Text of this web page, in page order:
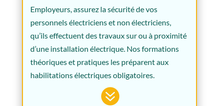
Employeurs, assurez la sécurité de vos
personnels électriciens et non électriciens,
qu’ils effectuent des travaux sur ou à proximité
d’une installation électrique. Nos formations
théoriques et pratiques les préparent aux
habilitations électriques obligatoires.
